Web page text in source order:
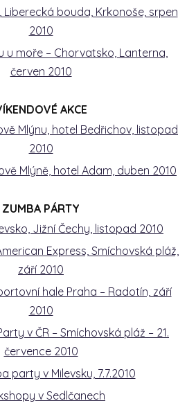
bouda, Krkonoše, srpen
2010
u moře – Chorvatsko, Lanterna,
červen 2010
AKCE
Mlýnu, hotel Bedřichov, listopad
2010
Mlýně, hotel Adam, duben 2010
ZUMBA PÁRTY
Jižní Čechy, listopad 2010
Express, Smíchovská pláž,
září 2010
hale Praha – Radotín, září
2010
v ČR – Smíchovská pláž – 21.
července 2010
party v Milevsku, 7.7.2010
v Sedlčanech